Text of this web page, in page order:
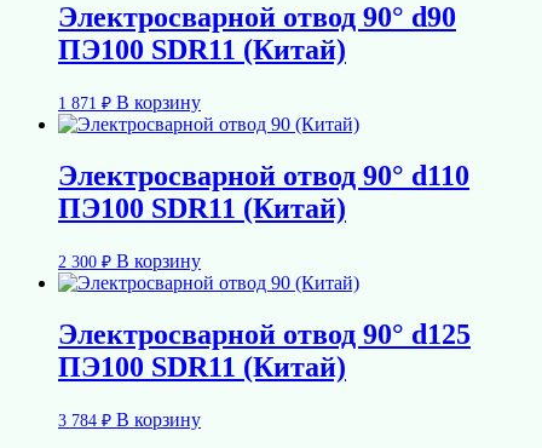
Электросварной отвод 90° d90
ПЭ100 SDR11 (Китай)
1 871 ₽ В корзину
Электросварной отвод 90° d110
ПЭ100 SDR11 (Китай)
2 300 ₽ В корзину
Электросварной отвод 90° d125
ПЭ100 SDR11 (Китай)
3 784 ₽ В корзину